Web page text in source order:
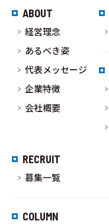
ABOUT
経営理念
あるべき姿
代表メッセージ
企業特徴
会社概要
RECRUIT
募集一覧
COLUMN